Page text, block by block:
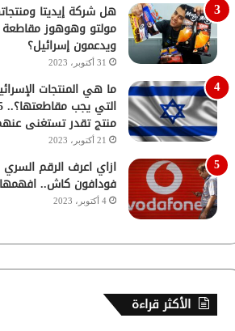
هل شركة إيديتا
مولتو وهوهوز مقاطعة
ويدعمون إسرائيل؟
31 أكتوبر، 2023
ما هي المنتجات
منتج تقدر تستغنى
21 أكتوبر، 2023
ازاي اعرف الرقم السري
فودافون كاش..
4 أكتوبر، 2023
الأكثر قراءة